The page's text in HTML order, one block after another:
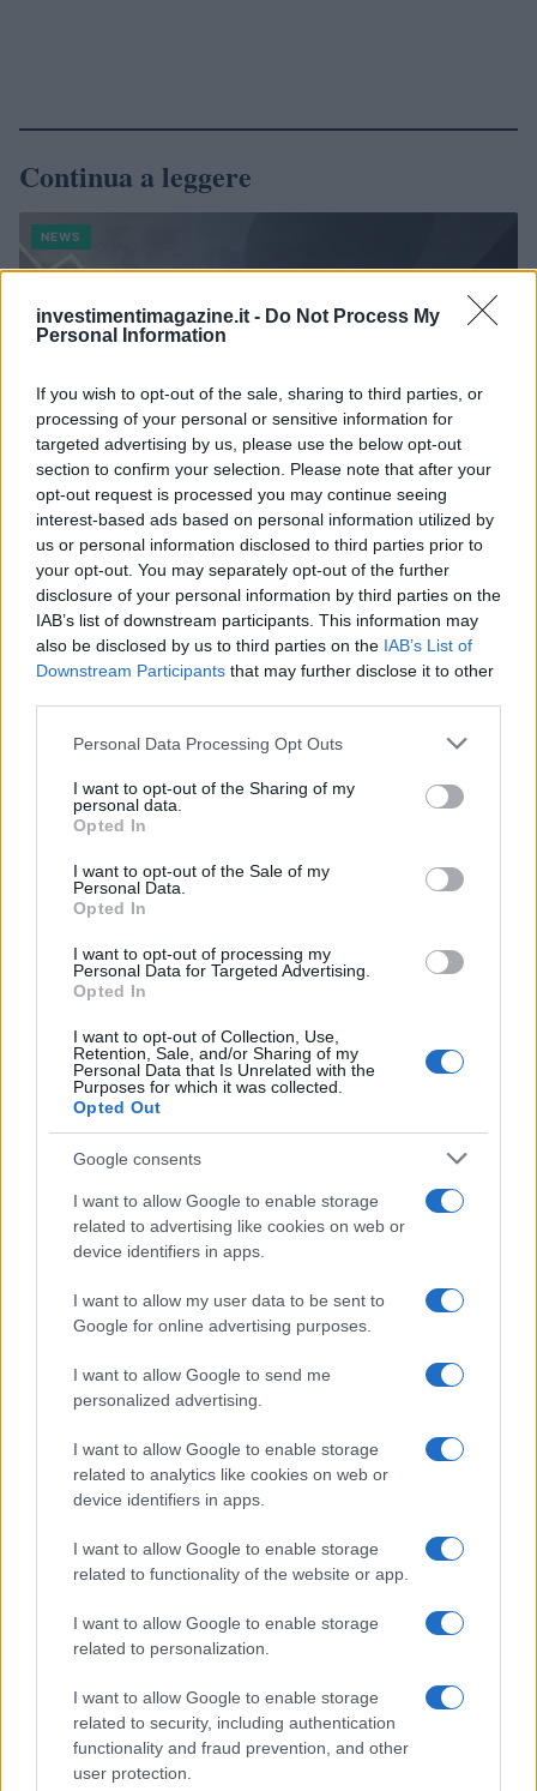
investimentimagazine.it - Do Not Process My
Personal Information
If you wish to opt-out of the sale, sharing to third parties, or
processing of your personal or sensitive information for
targeted advertising by us, please use the below opt-out
section to confirm your selection. Please note that after your
opt-out request is processed you may continue seeing
interest-based ads based on personal information utilized by
us or personal information disclosed to third parties prior to
your opt-out. You may separately opt-out of the further
disclosure of your personal information by third parties on the
IAB’s list of downstream participants. This information may
also be disclosed by us to third parties on the IAB’s List of
Downstream Participants that may further disclose it to other
Please note that this website/app uses one or more Google
not limited to your visit or usage behaviour. You may click to
grant or deny consent to Google and its third-party tags to
use your data for below specified purposes in below Google
consent section.
Personal Data Processing Opt Outs
I want to opt-out of the Sharing of my
personal data.
Opted In
I want to opt-out of the Sale of my
Personal Data.
Opted In
I want to opt-out of processing my
Personal Data for Targeted Advertising.
Opted In
I want to opt-out of Collection, Use,
Retention, Sale, and/or Sharing of my
Personal Data that Is Unrelated with the
Purposes for which it was collected.
Opted Out
Google consents
I want to allow Google to enable storage
related to advertising like cookies on web or
device identifiers in apps.
I want to allow my user data to be sent to
Google for online advertising purposes.
I want to allow Google to send me
personalized advertising.
I want to allow Google to enable storage
related to analytics like cookies on web or
device identifiers in apps.
I want to allow Google to enable storage
related to functionality of the website or app.
I want to allow Google to enable storage
related to personalization.
I want to allow Google to enable storage
related to security, including authentication
functionality and fraud prevention, and other
user protection.
Continua a leggere
NEWS
Petrolio in calo: Brent a 88.9 dollari, ribassi diffusi tra le
materie prime
Andrea Innocenti · 6 Ago 2026
NEWS
Petrolio in calo: Brent a 91,82$, ribassi a due cifre per greggio
Andrea Innocenti · 5 Ago 2026
NEWS
La macchina usata più affidabile: un investimento che esige
ponderazione
Redazione · 5 Ago 2026
Nome
Eureka Bridged PAX
Gold (Terra
(PAXG)
$4,187.30